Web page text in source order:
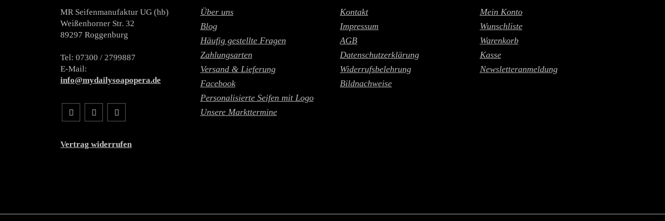
MR Seifenmanufaktur UG (hb)
Weißenhorner Str. 32
89297 Roggenburg
Tel: 07300 / 2799887
E-Mail:
info@mydailysoapopera.de
Vertrag widerrufen
Über uns
Blog
Häufig gestellte Fragen
Zahlungsarten
Versand & Lieferung
Facebook
Personalisierte Seifen mit Logo
Unsere Markttermine
Kontakt
Impressum
AGB
Datenschutzerklärung
Widerrufsbelehrung
Bildnachweise
Mein Konto
Wunschliste
Warenkorb
Kasse
Newsletteranmeldung